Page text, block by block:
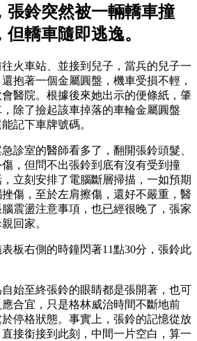
張鈴突然被一輛轎車撞
轎車隨即逃逸。
火車站、並接到兒子，當兵的兒子一
抱著一個金屬圓盤，機車受損不輕，
醫院。根據後來她出示的便條紙，肇
除了撿起該車掉落的車輪金屬圓盤
記下車牌號碼。
診室的醫師看多了，翻開張鈴頭髮、
，但問不出張鈴到底有沒有受到撞
立刻安排了電腦斷層掃描，一如預期
傷，至於左肩擦傷，還好不嚴重，醫
震盪注意事項，也已經很晚了，張家
回家。
板右側的時鐘閃著11點30分，張鈴此
始至終張鈴的眼睛都是張開著，也可
合宜，只是格林威治時間不斷地前
停格狀態。事實上，張鈴的記憶從放
接銜接到此刻，中間一片空白，算一